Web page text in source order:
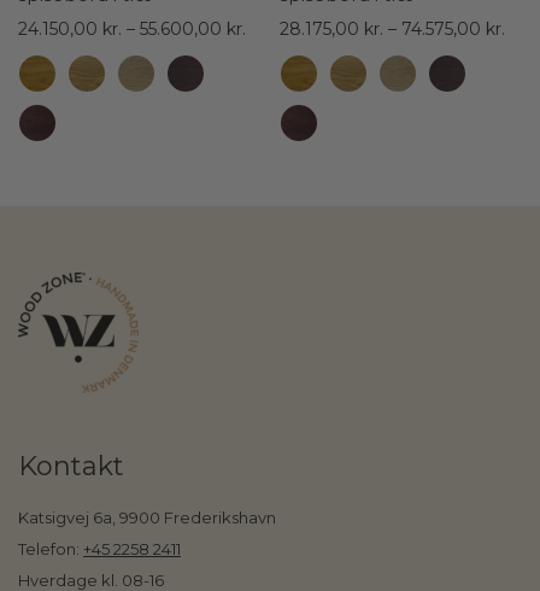
24.150,00 kr. – 55.600,00 kr. Prisinterval:
24.150,00 kr.
55.600,00 kr.
28.175,00 kr. – 74.575,00 kr.
Kontakt
Katsigvej 6a, 9900 Frederikshavn
Telefon: +45 2258 2411
Hverdage kl. 08-16